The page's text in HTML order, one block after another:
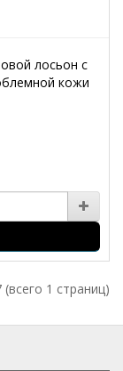
лосьон с
кожи
1 страниц)